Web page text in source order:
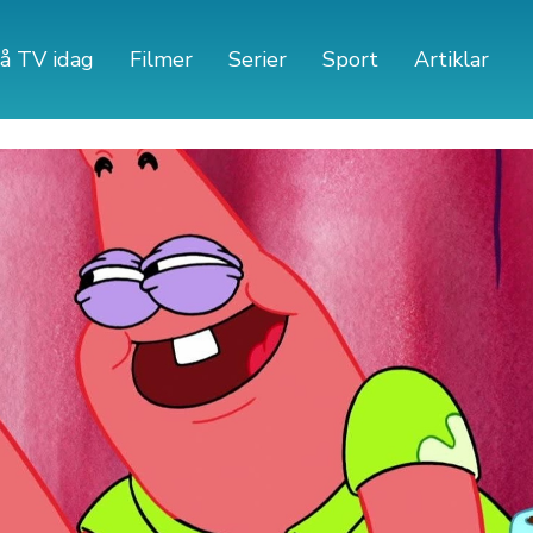
TV idag Filmer Serier Sport Artiklar